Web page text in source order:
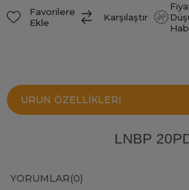
Favorilere
Ekle
Karşılaştır
ÜRÜN ÖZELLIKLERI
LNBP
YORUMLAR(0)